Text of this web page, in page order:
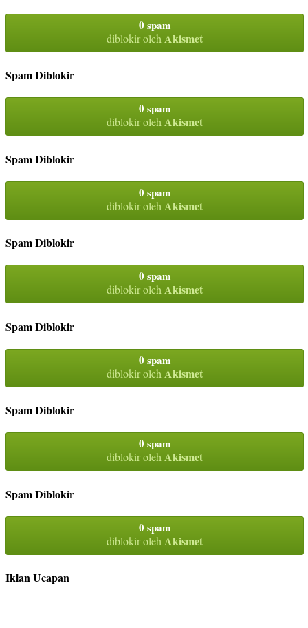
0 spam
diblokir oleh Akismet
Spam Diblokir
0 spam
diblokir olehAkismet
Spam Diblokir
0 spam
diblokir oleh Akismet
Spam Diblokir
0 spam
diblokir olehAkismet
Spam Diblokir
0 spam
diblokir oleh Akismet
Spam Diblokir
0 spam
diblokir olehAkismet
Spam Diblokir
0 spam
diblokir oleh Akismet
Iklan Ucapan